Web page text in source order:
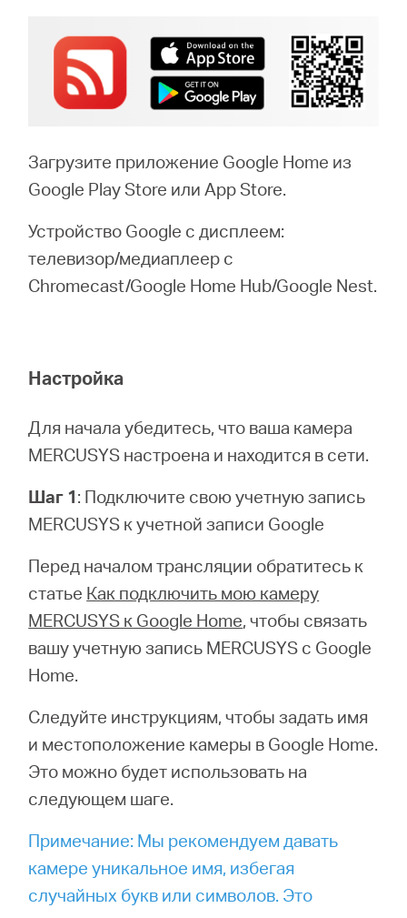
Загрузите приложение Google Home из
Google Play Store или App Store.
Устройство Google с дисплеем:
телевизор/медиаплеер с
Chromecast/Google Home Hub/Google Nest.
Настройка
Для начала убедитесь, что ваша камера
MERCUSYS настроена и находится в сети.
Шаг 1: Подключите свою учетную запись
MERCUSYS к учетной записи Google
Перед началом трансляции обратитесь к
статье Как подключить мою камеру
MERCUSYS к Google Home, чтобы связать
вашу учетную запись MERCUSYS с Google
Home.
Следуйте инструкциям, чтобы задать имя
и местоположение камеры в Google Home.
Это можно будет использовать на
следующем шаге.
Примечание: Мы рекомендуем давать
камере уникальное имя, избегая
случайных букв или символов. Это